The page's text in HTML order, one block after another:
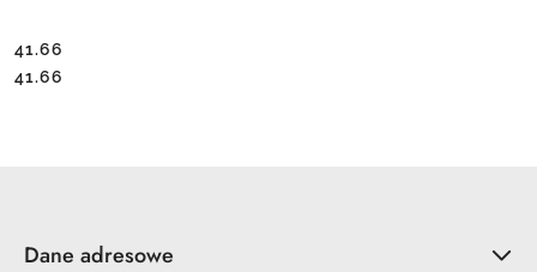
Cena:
41.66
Cena:
41.66
Dane adresowe